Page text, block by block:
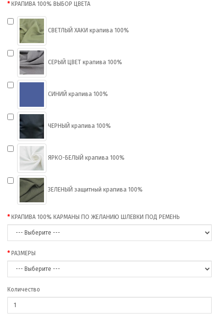
КРАПИВА 100% ВЫБОР ЦВЕТА
СВЕТЛЫЙ ХАКИ крапива 100%
СЕРЫЙ ЦВЕТ крапива 100%
СИНИЙ крапива 100%
ЧЕРНЫЙ крапива 100%
ЯРКО-БЕЛЫЙ крапива 100%
ЗЕЛЕНЫЙ защитный крапива 100%
КРАПИВА 100% КАРМАНЫ ПО ЖЕЛАНИЮ ШЛЕВКИ ПОД РЕМЕНЬ
РАЗМЕРЫ
Количество